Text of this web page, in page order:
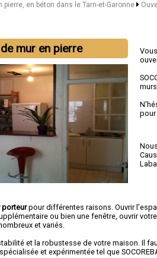
pierre, en béton dans le Tarn-et-Garonne
mur en pierre
porteurpour différentes raisons. Ouvrir
ou bien une fenêtre, ouvrir
et variés.
et la robustesse de votre maison. Il
et expérimentée tel que